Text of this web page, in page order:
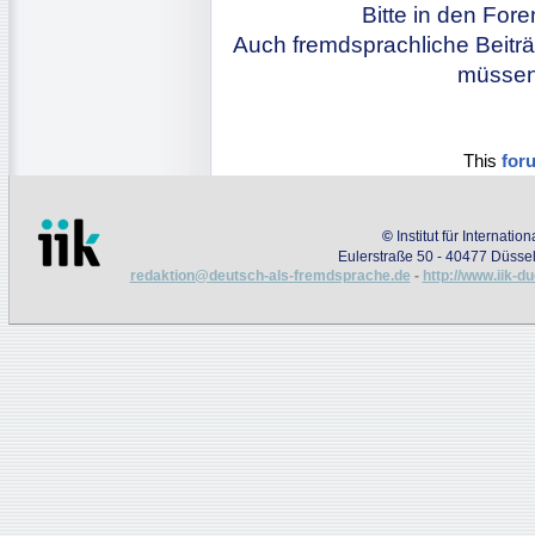
Bitte in den
Auch fremdsprachliche
This
© Institut für
Eulerstraße 50 - 40477
redaktion@deutsch-als-fremdsprache.de - http://www.iik-